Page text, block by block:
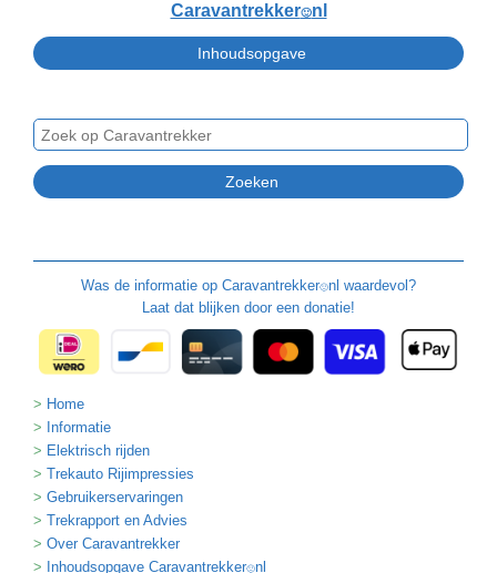
Caravantrekker🙂nl
Was de informatie op Caravantrekker🙂nl waardevol?
Laat dat blijken door een donatie!
Home
Informatie
Elektrisch rijden
Trekauto Rijimpressies
Gebruikerservaringen
Trekrapport en Advies
Over Caravantrekker
Inhoudsopgave Caravantrekker🙂nl